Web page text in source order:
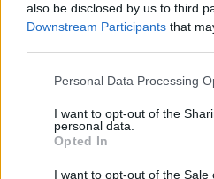
also be disclosed by us to third
Downstream Participants that
Personal Data Processing
I want to opt-out of the
personal data.
Opted In
I want to opt-out of the Sale
ΠΕΡΙΣΣΌΤΕΡΑ ΣΕ